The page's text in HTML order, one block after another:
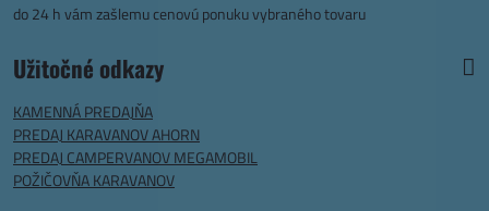
do 24 h vám zašlemu cenovú ponuku vybraného tovaru
Užitočné odkazy
KAMENNÁ PREDAJŇA
PREDAJ KARAVANOV AHORN
PREDAJ CAMPERVANOV MEGAMOBIL
POŽIČOVŇA KARAVANOV